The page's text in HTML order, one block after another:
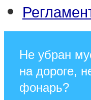
Не убран
на дороге,
фонарь?